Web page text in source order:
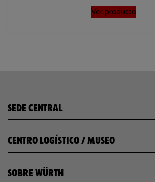
Ver producto
SEDE CENTRAL
CENTRO LOGÍSTICO / MUSEO
SOBRE WÜRTH